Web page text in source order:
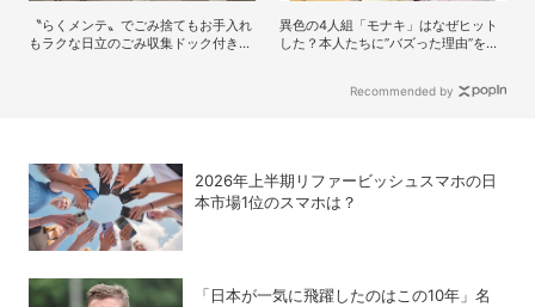
〝らくメンテ〟でごみ捨てもお手入れ
もラクな日立のごみ収集ドック付きク
異色の4人組「モナキ」はなぜヒット
した？本人たちに”バズった理由”を聞
Recommended by
2026年上半期リファービッシュスマホの日
本市場1位のスマホは？
「日本が一気に飛躍したのはこの10年」名